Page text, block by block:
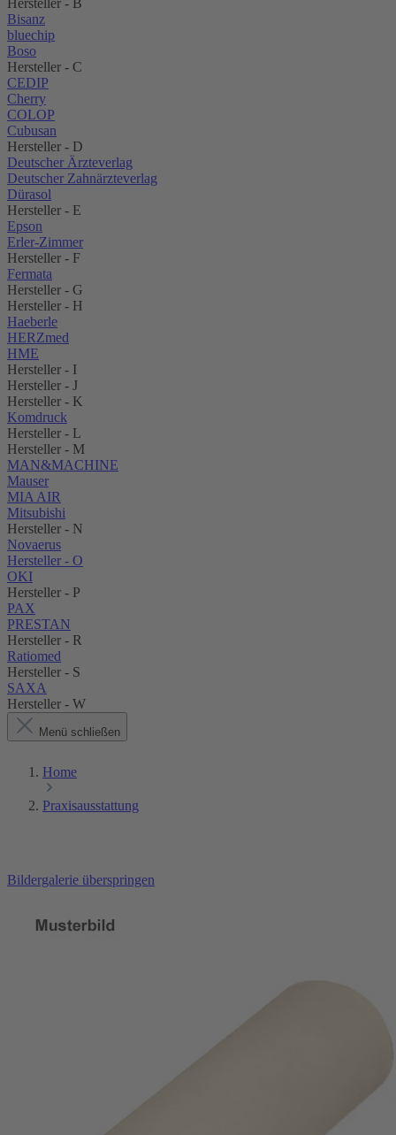
Hersteller - B
Bisanz
bluechip
Boso
Hersteller - C
CEDIP
Cherry
COLOP
Cubusan
Hersteller - D
Deutscher Ärzteverlag
Deutscher Zahnärzteverlag
Dürasol
Hersteller - E
Epson
Erler-Zimmer
Hersteller - F
Fermata
Hersteller - G
Hersteller - H
Haeberle
HERZmed
HME
Hersteller - I
Hersteller - J
Hersteller - K
Komdruck
Hersteller - L
Hersteller - M
MAN&MACHINE
Mauser
MIA AIR
Mitsubishi
Hersteller - N
Novaerus
Hersteller - O
OKI
Hersteller - P
PAX
PRESTAN
Hersteller - R
Ratiomed
Hersteller - S
SAXA
Hersteller - W
Menü schließen
Home
Praxisausstattung
Bildergalerie überspringen